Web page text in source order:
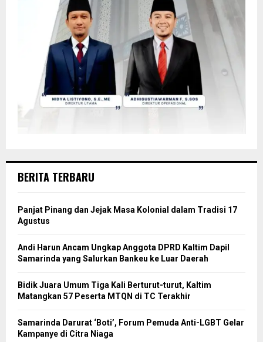
BERITA TERBARU
Panjat Pinang dan Jejak Masa Kolonial dalam Tradisi 17
Agustus
Andi Harun Ancam Ungkap Anggota DPRD Kaltim Dapil
Samarinda yang Salurkan Bankeu ke Luar Daerah
Bidik Juara Umum Tiga Kali Berturut-turut, Kaltim
Matangkan 57 Peserta MTQN di TC Terakhir
Samarinda Darurat ‘Boti’, Forum Pemuda Anti-LGBT Gelar
Kampanye di Citra Niaga